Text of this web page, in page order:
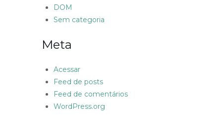
DOM
Sem categoria
Meta
Acessar
Feed de posts
Feed de comentários
WordPress.org